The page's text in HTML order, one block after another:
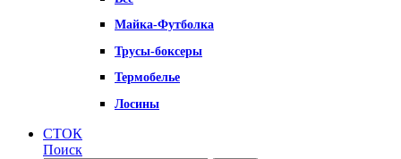
Майка-Футболка
Трусы-боксеры
Термобелье
Лосины
СТОК
Поиск